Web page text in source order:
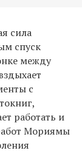
сила
спуск
между
с
работать и
Мориямы